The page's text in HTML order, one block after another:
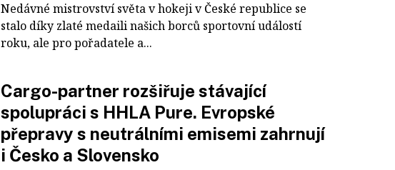
Nedávné mistrovství světa v hokeji v České republice se
stalo díky zlaté medaili našich borců sportovní událostí
roku, ale pro pořadatele a...
Cargo-partner rozšiřuje stávající
spolupráci s HHLA Pure. Evropské
přepravy s neutrálními emisemi zahrnují
i Česko a Slovensko